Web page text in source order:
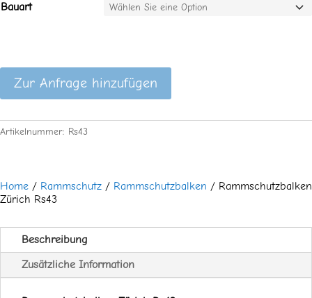
Bauart
Zur Anfrage hinzufügen
Artikelnummer: Rs43
Home / Rammschutz / Rammschutzbalken / Rammschutzbalken
Zürich Rs43
Beschreibung
Zusätzliche Information